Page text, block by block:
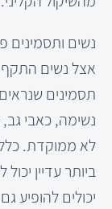
נשים ותסמינים
אצל נשים התקף
תסמינים
נשימה, כאבי
לא ממוקדת.
ביותר עדיין
יכולים להופיע